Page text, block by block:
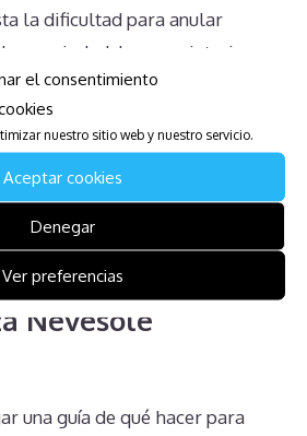
el consentimiento
nuestro sitio web y nuestro servicio.
Aceptar cookies
Denegar
Ver preferencias
la dificultad para anular
propiedad, los propietarios se
significativos. Es vital que estos
legal y estén plenamente
derechos y obligaciones para
informadas que podrían
Guía para Afectados
Nevesole
una guía de qué hacer para